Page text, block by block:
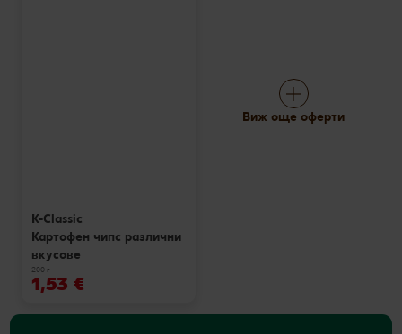
K-Classic
Картофен чипс различни
вкусове
200 г
1,53 €
Виж още оферти